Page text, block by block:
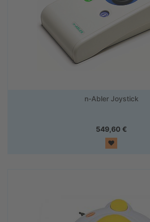
n-Abler Joystick
549,60 €